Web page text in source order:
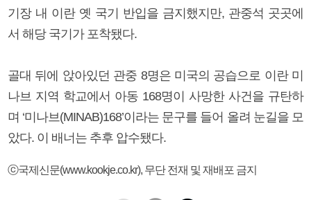
기장 내 이란 옛 국기 반입을 금지했지만, 관중석 곳곳에
서 해당 국기가 포착됐다.
골대 뒤에 앉아있던 관중 8명은 미국의 공습으로 이란 미
나브 지역 학교에서 아동 168명이 사망한 사건을 규탄하
며 ‘미나브(MINAB)168’이라는 문구를 들어 올려 눈길을 모
았다. 이 배너는 추후 압수됐다.
ⓒ국제신문(www.kookje.co.kr), 무단 전재 및 재배포 금지